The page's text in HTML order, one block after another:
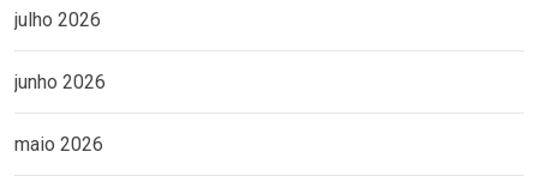
julho 2026
junho 2026
maio 2026